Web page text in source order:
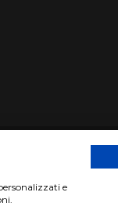
e